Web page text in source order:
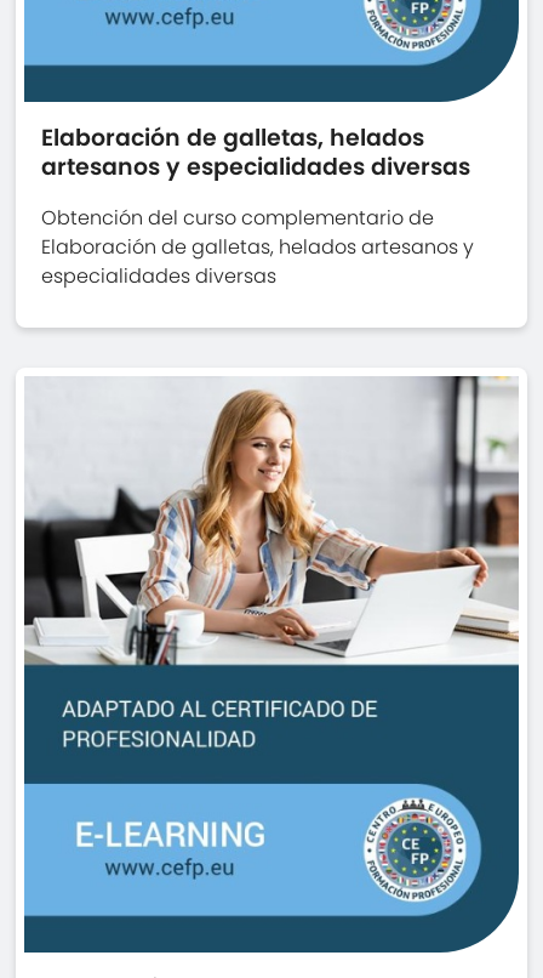
Elaboración de galletas, helados
artesanos y especialidades diversas
Obtención del curso complementario de
Elaboración de galletas, helados artesanos y
especialidades diversas